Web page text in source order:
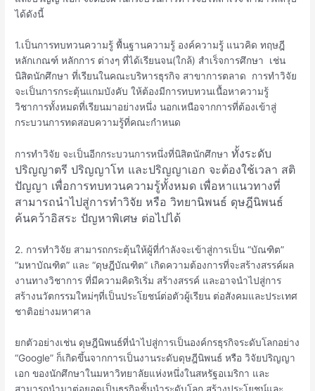
ได้ดังนี้
1.เป็นการทบทวนความรู้ พื้นฐานความรู้ องค์ความรู้ แนวคิด ทฤษฎี
หลักเกณฑ์ หลักการ ต่างๆ ที่ได้เรียนจน(ใกล้) สำเร็จการศึกษา เช่น
นิสิตนักศึกษา ที่เรียนในคณะบริหารธุรกิจ สาขาการตลาด การทำวิจัย
จะเป็นการกระตุ้นแกมบังคับ ให้ต้องมีการทบทวนเนื้อหาความรู้
วิชาการทั้งหมดที่เรียนมาอย่างหนึ่ง นอกเหนือจากการที่ต้องเข้าสู่
กระบวนการทดสอบความรู้ที่คณะกำหนด
การทำวิจัย จะเป็นอีกกระบวนการหนึ่งที่นิสิตนักศึกษาทั้งระดับ
ปริญญาตรี ปริญญาโท และปริญญาเอก จะต้องใช้เวลา สติ
ปัญญา เพื่อการทบทวนความรู้ทั้งหมด เพื่อหาแนวทางที่
สามารถนำไปสู่การทำวิจัย หรือ วิทยานิพนธ์ ดุษฎีนิพนธ์
ค้นคว้าอิสระ ปัญหาพิเศษ ต่อไปได้
2. การทำวิจัย สามารถกระตุ้นให้ผู้ที่กำลังจะเข้าสู่การเป็น “บัณฑิต”
“มหาบัณฑิต” และ “ดุษฎีบัณฑิต” เกิดความต้องการที่จะสร้างสรรค์ผล
งานทางวิชาการ ที่มีความคิดริเริ่ม สร้างสรรค์ และอาจนำไปสู่การ
สร้างนวัตกรรมใหม่ๆที่เป็นประโยชน์ต่อตัวผู้เรียน ต่อสังคมและประเทศ
ชาติอย่างมหาศาล
ยกตัวอย่างเช่น ดุษฎีนิพนธ์ที่นำไปสู่การเป็นองค์กรธุรกิจระดับโลกอย่าง
“Google” ก็เกิดขึ้นจากการเป็นงานระดับดุษฎีนิพนธ์ หรือ วิจัยปริญญา
เอก ของนักศึกษาในมหาวิทยาลัยแห่งหนึ่งในสหรัฐอเมริกา และ
สามารถนำมาต่อยอดเป็นธุรกิจชั้นนำระดับโลก สร้างประโยชน์และ